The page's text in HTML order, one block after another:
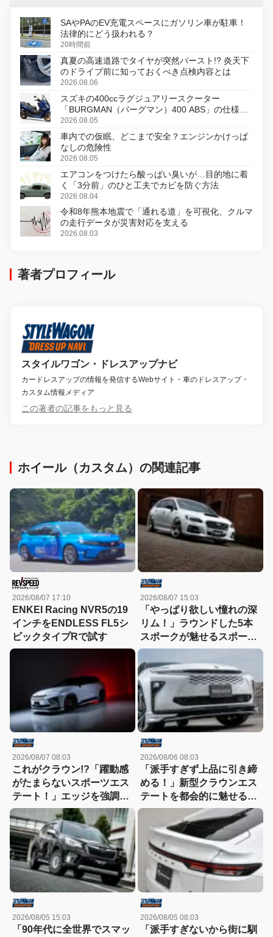
SAやPAのEV充電スペースにガソリン車が駐車！
法律的にどう扱われる？
20時間前
真夏の高速道路でタイヤが突然バースト!? 炎天下
のドライブ前に知っておくべき点検内容とは
2026.08.06
スズキの400ccラグジュアリースクーター
「BURGMAN（バーグマン）400 ABS」の仕様を
変更し、8月18日に発売
2026.08.05
車内での仮眠、どこまで安全？エンジンかけっぱ
なしの危険性
2026.08.05
エアコンをつけたら酸っぱい臭いが…目的地に着
く「3分前」のひと工夫でカビを防ぐ方法
2026.08.04
令和8年熊本地震で「通れる道」を可視化、クルマ
の走行データが災害対応を支える
2026.08.03
著者プロフィール
スタイルワゴン・ドレスアップナビ
カードレスアップの情報を発信するWebサイト・車のドレスアップ・
カスタム情報メディア
この著者の記事をもっと見る
ホイール（カスタム）の関連記事
2026/08/07 17:10
ENKEI Racing NVR5の19
インチをENDLESS FL5シ
ビックタイプRで試す
2026/08/07 15:03
「やっぱり欲しい憧れの深
リム！」ラウンドした5本
スポークが魅せるスポーツ
コンケイブを履いてみた
い！
2026/08/07 08:03
これがクラウン!?「躍動感
がたまらないスポーツエス
テート！」エッジを強調し
たエアロに22インチホイー
ルで武装
2026/08/06 08:03
「派手すぎず上品に引き締
める！」新型クラウンエス
テートを都会的に魅せる、
モデリスタのディーラーで
買える流麗スタイル
2026/08/05 15:03
「90年代に全世界でスマッ
2026/08/05 08:03
「派手すぎないから街に馴